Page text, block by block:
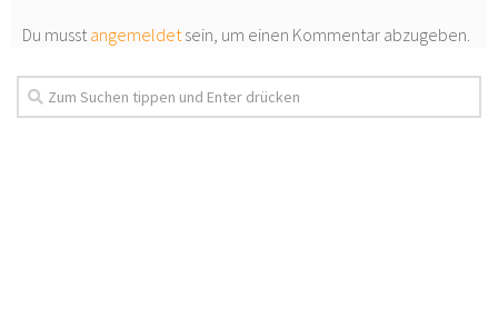
Du musstangemeldetsein, um einen Kommentar abzugeben.